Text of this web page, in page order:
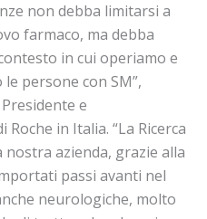
non debba limitarsi a
farmaco, ma debba
in cui operiamo e
persone con SM”,
e
in Italia. “La Ricerca
azienda, grazie alla
passi avanti nel
neurologiche, molto